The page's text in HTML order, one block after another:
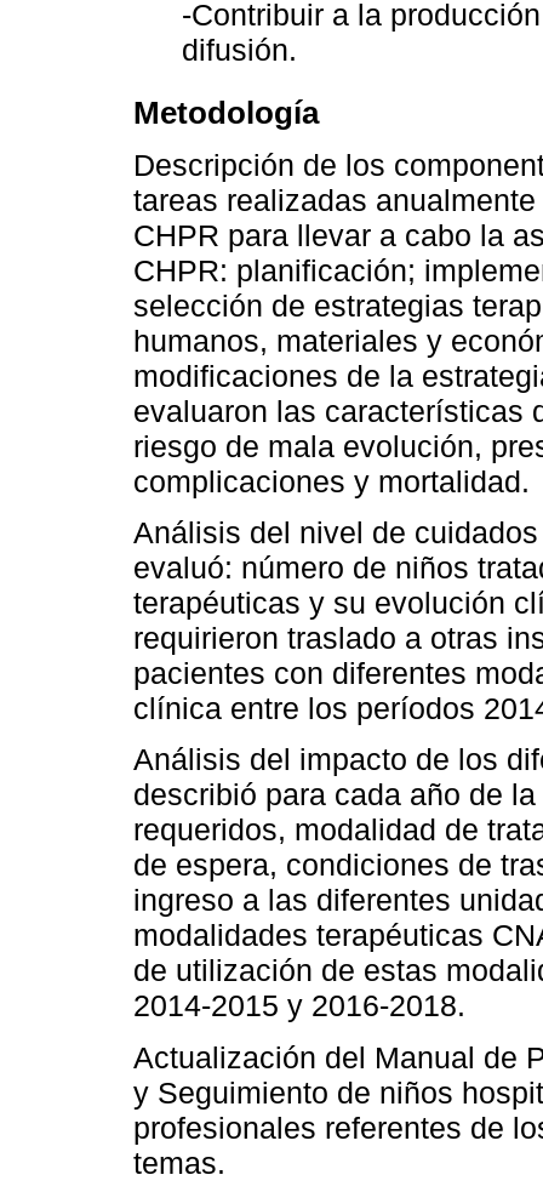
-Contribuir a la
difusión.
Metodología
Descripción de los
tareas realizadas
CHPR para llevar a cabo la
CHPR: planificación;
selección de estrategias
humanos, materiales y
modificaciones de la
evaluaron las características
riesgo de mala evolución,
complicaciones y mortalidad.
Análisis del nivel de
evaluó: número de niños
terapéuticas y su evolución
requirieron traslado a otras
pacientes con diferentes
clínica entre los períodos
Análisis del impacto de los
describió para cada año de
requeridos, modalidad de
de espera, condiciones de
ingreso a las diferentes
modalidades terapéuticas
de utilización de estas
2014-2015 y 2016-2018.
Actualización del Manual de
y Seguimiento de niños
profesionales referentes de
temas.